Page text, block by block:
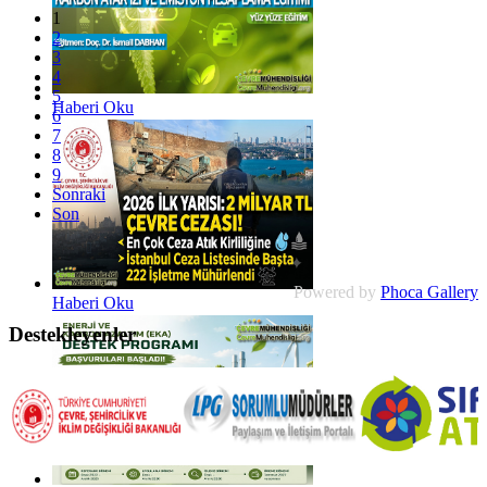
Haberi Oku
Haberi Oku
1
2
3
4
5
6
7
8
9
Sonraki
Son
Powered by Phoca Gallery
Destekleyenler